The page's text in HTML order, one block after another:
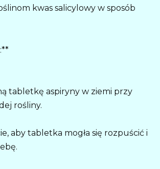
kwas salicylowy w sposób
tabletkę aspiryny w ziemi przy
rośliny.
aby tabletka mogła się rozpuścić i